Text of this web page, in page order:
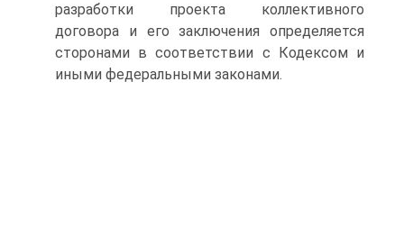
разработки проекта коллективного
договора и его заключения определяется
сторонами в соответствии с Кодексом и
иными федеральными законами.